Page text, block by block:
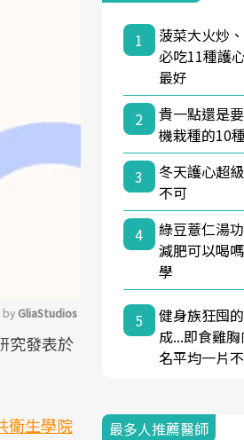
by GliaStudios
究發表於
衛生學院
1
菠菜大火炒
必吃11種護
最好
2
貴一點還是
機栽種的10
3
冬天護心超
不可
4
綠豆薏仁湯
減肥可以喝
學
5
健身族狂囤
成...即食雞
名平均一片
最多人推薦醫師